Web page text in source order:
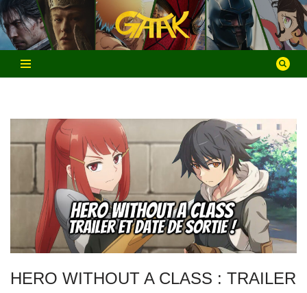
Aller
au
contenu
HERO WITHOUT A CLASS : TRAILER